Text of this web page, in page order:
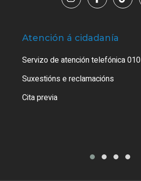
Atención á cidadanía
Servizo de atención telefónica 010
Suxestións e reclamacións
Cita previa